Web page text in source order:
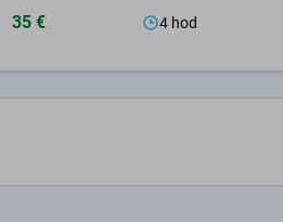
35 € 4 hod